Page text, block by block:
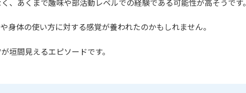
あくまで趣味や部活動レベルでの経験である可能性が高そうです。
体の使い方に対する感覚が養われたのかもしれません。
垣間見えるエピソードです。